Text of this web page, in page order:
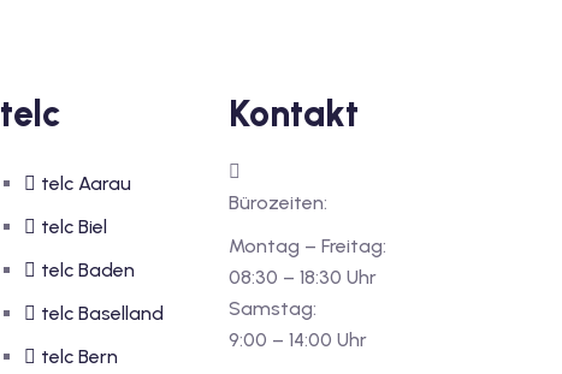
telc
telc Aarau
telc Biel
telc Baden
telc Baselland
telc Bern
Kontakt
Bürozeiten:
Montag – Freitag:
08:30 – 18:30 Uhr
Samstag:
9:00 – 14:00 Uhr